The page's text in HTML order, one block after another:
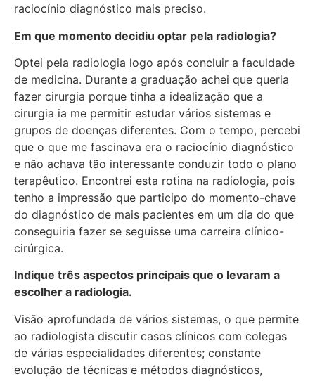
raciocínio diagnóstico mais preciso.
Em que momento decidiu optar pela radiologia?
Optei pela radiologia logo após concluir a faculdade
de medicina. Durante a graduação achei que queria
fazer cirurgia porque tinha a idealização que a
cirurgia ia me permitir estudar vários sistemas e
grupos de doenças diferentes. Com o tempo, percebi
que o que me fascinava era o raciocínio diagnóstico
e não achava tão interessante conduzir todo o plano
terapêutico. Encontrei esta rotina na radiologia, pois
tenho a impressão que participo do momento-chave
do diagnóstico de mais pacientes em um dia do que
conseguiria fazer se seguisse uma carreira clínico-
cirúrgica.
Indique três aspectos principais que o levaram a
escolher a radiologia.
Visão aprofundada de vários sistemas, o que permite
ao radiologista discutir casos clínicos com colegas
de várias especialidades diferentes; constante
evolução de técnicas e métodos diagnósticos,